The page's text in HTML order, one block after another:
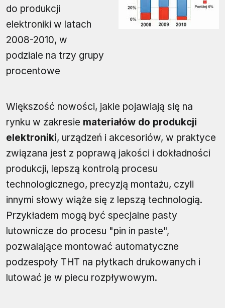
do produkcji
elektroniki w latach
2008-2010, w
podziale na trzy grupy
procentowe
Większość nowości, jakie pojawiają się na
rynku w zakresie materiałów do produkcji
elektroniki, urządzeń i akcesoriów, w praktyce
związana jest z poprawą jakości i dokładności
produkcji, lepszą kontrolą procesu
technologicznego, precyzją montażu, czyli
innymi słowy wiąże się z lepszą technologią.
Przykładem mogą być specjalne pasty
lutownicze do procesu "pin in paste",
pozwalające montować automatyczne
podzespoły THT na płytkach drukowanych i
lutować je w piecu rozpływowym.